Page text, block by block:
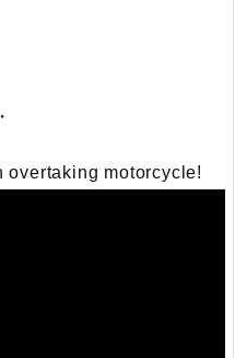
overtaking motorcycle!